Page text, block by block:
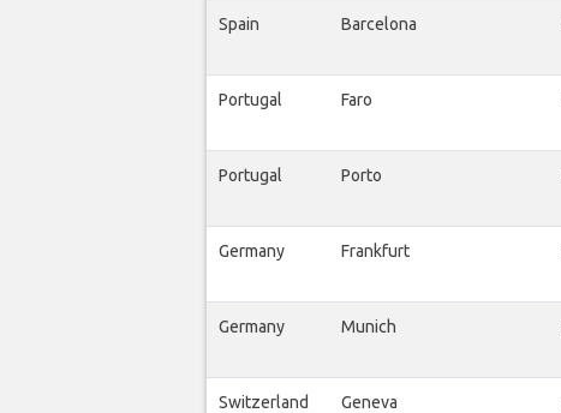
Spain Barcelona
Portugal Faro
Portugal Porto
Germany Frankfurt
Germany Munich
Switzerland Geneva